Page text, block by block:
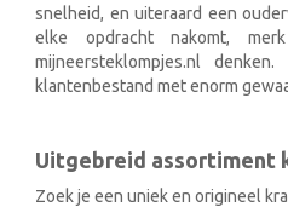
snelheid, en uiteraard een
elke opdracht nakomt,
mijneersteklompjes.nl
klantenbestand met enorm
Uitgebreid assortiment
Zoek je een uniek en origineel